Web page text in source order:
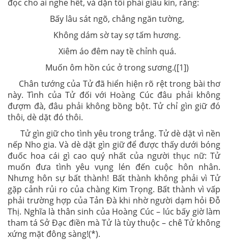
đọc cho ai nghe hết, và dặn tôi phải giấu kín, rằng:
Bấy lâu sát ngõ, chẳng ngăn tường,
Không dám sờ tay sợ tấm hương.
Xiêm áo đêm nay tề chỉnh quá.
Muốn ôm hồn cúc ở trong sương.([1])
Chân tướng của Tử đã hiển hiện rõ rệt trong bài thơ
này. Tình của Tử đối với Hoàng Cúc đâu phải không
đượm đà, đâu phải không bồng bột. Tử chỉ gìn giữ đó
thôi, dè dặt đó thôi.
Tử gìn giữ cho tình yêu trong trắng. Tử dè dặt vì nền
nếp Nho gia. Và dè dặt gìn giữ để được thấy dưới bóng
đuốc hoa cái gì cao quý nhất của người thục nữ: Tử
muốn đưa tình yêu vụng lén đến cuộc hôn nhân.
Nhưng hôn sự bất thành! Bất thành không phải vì Tử
gặp cảnh rủi ro của chàng Kim Trọng. Bất thành vì vấp
phải trường hợp của Tản Đà khi nhờ người dạm hỏi Đỗ
Thị. Nghĩa là thân sinh của Hoàng Cúc – lúc bấy giờ làm
tham tá Sở Đạc điền mà Tử là tùy thuộc – chê Tử không
xứng mặt đông sàng!(*).